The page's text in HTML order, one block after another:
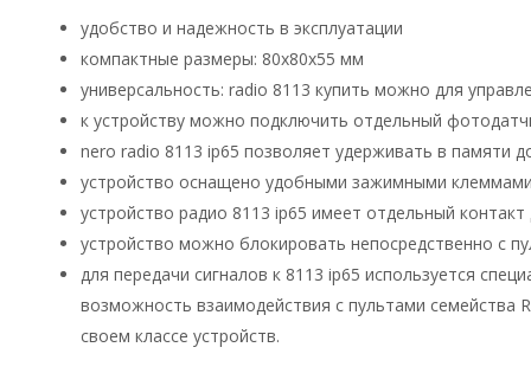
удобство и надежность в эксплуатации
компактные размеры: 80х80х55 мм
универсальность: radio 8113 купить можно для
к устройству можно подключить отдельный
nero radio 8113 ip65 позволяет удерживать в памяти
устройство оснащено удобными зажимными
устройство радио 8113 ip65 имеет отдельный
устройство можно блокировать непосредственно с
для передачи сигналов к 8113 ip65 используется
возможность взаимодействия с пультами семейства
своем классе устройств.